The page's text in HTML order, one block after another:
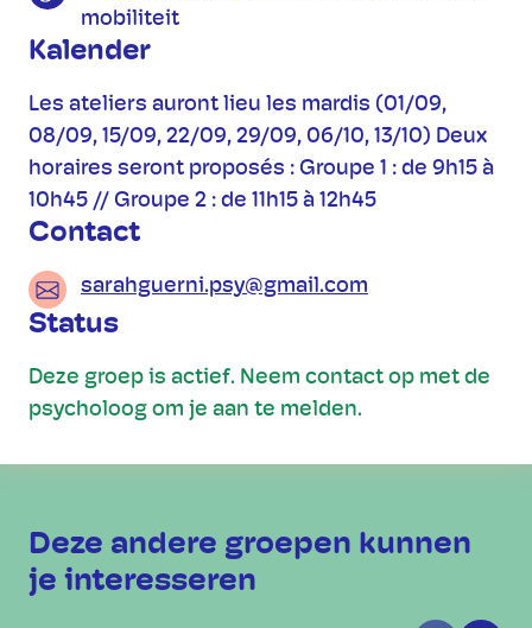
mobiliteit
Kalender
Les ateliers auront lieu les mardis (01/09,
08/09, 15/09, 22/09, 29/09, 06/10, 13/10) Deux
horaires seront proposés : Groupe 1 : de 9h15 à
10h45 // Groupe 2 : de 11h15 à 12h45
Contact
sarahguerni.psy@gmail.com
Status
Deze groep is actief. Neem contact op met de
psycholoog om je aan te melden.
Deze andere groepen kunnen
je interesseren